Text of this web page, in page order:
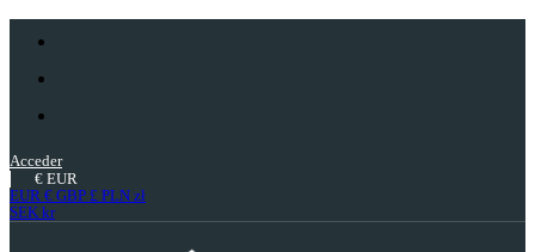
Acceder
€ EUR
EUR € GBP £ PLN zł
SEK kr